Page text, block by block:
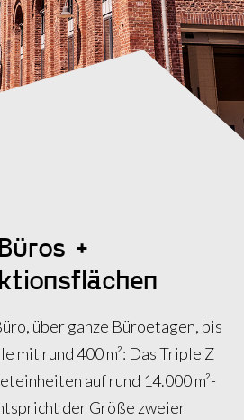
Büros +
über ganze Büroetagen, bis
mit rund 400 m²: Das Triple Z
auf rund 14.000 m²-
der Größe zweier